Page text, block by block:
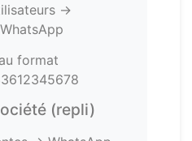
→
format
(repli)